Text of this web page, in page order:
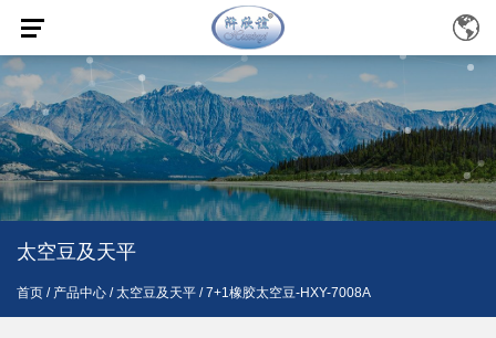
太空豆及天平
首页 / 产品中心 /太空豆及天平 /7+1橡胶太空豆-HXY-7008A